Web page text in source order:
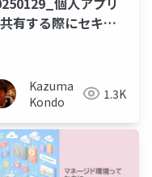
有する際にセキュ
Kazuma
Kondo
1.3K